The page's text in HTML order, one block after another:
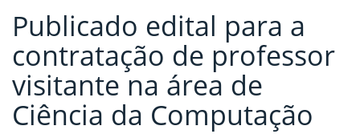
Publicado edital para a
contratação de professor
visitante na área de
Ciência da Computação